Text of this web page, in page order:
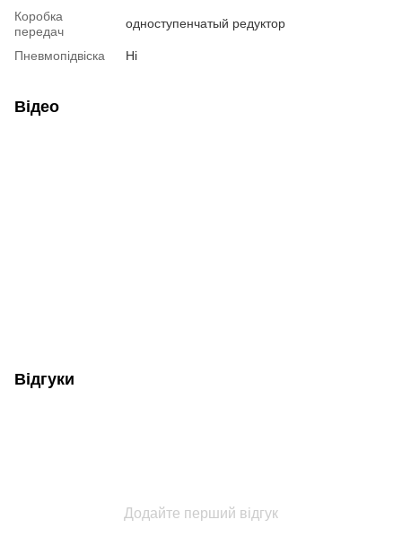
Коробка
передач
одноступенчатый редуктор
Пневмопідвіска Ні
Відео
Відгуки
Додайте перший відгук